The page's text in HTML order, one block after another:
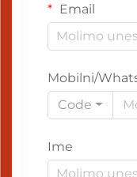
Email
Mobilni/
Code
Ime